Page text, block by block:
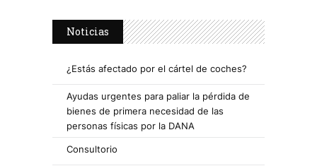
Noticias
¿Estás afectado por el cártel de coches?
Ayudas urgentes para paliar la pérdida de
bienes de primera necesidad de las
personas físicas por la DANA
Consultorio